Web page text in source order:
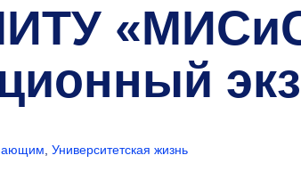
,Университетская жизнь